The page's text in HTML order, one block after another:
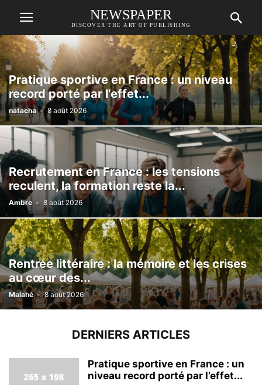
NEWSPAPER
DISCOVER THE ART OF PUBLISHING
Pratique sportive en France : un niveau
record porté par l’effet...
natacha - 8 août 2026
Recrutement en France : les tensions
reculent, la formation reste la...
Ambre - 8 août 2026
Rentrée littéraire : la mémoire et les crises
au cœur des...
Malahé - 8 août 2026
DERNIERS ARTICLES
Pratique sportive en France : un
niveau record porté par l’effet...